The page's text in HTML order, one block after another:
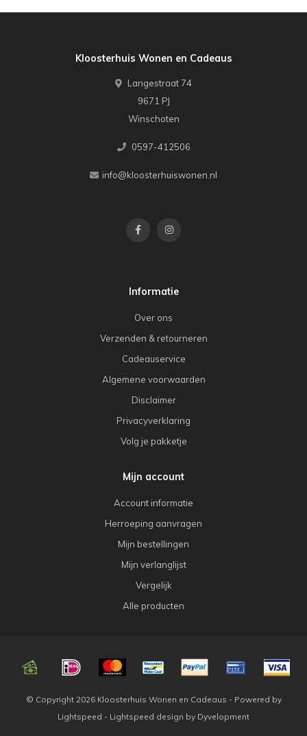
Kloosterhuis Wonen en Cadeaus
Langestraat 74
9671 PJ
Winschoten
0597-412506
info@kloosterhuiswonen.nl
Informatie
Over ons
Verzenden & retourneren
Cadeauservice
Algemene voorwaarden
Disclaimer
Privacyverklaring
Volg je pakketje
Mijn account
Account informatie
Herroeping aanvragen
Mijn bestellingen
Mijn verlanglijst
Vergelijk
Alle producten
© Copyright 2026 Kloosterhuis Wonen en Cadeaus - Powered by
Lightspeed - Lightspeed design by Dyvelopment